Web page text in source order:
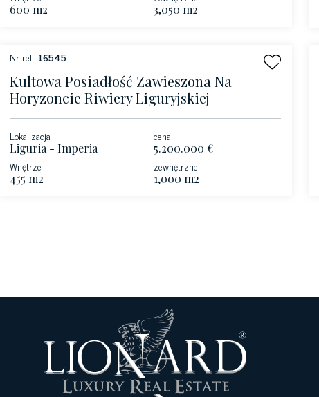
600 m2 3,050 m2
Nr ref.: 16545
Kultowa Posiadłość Zawieszona Na
Horyzoncie Riwiery Liguryjskiej
Lokalizacja
Liguria - Imperia
cena
5.200.000 €
Wnętrze
455 m2
zewnętrzne
1,000 m2